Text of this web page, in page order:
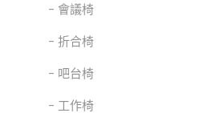
會議椅
折合椅
吧台椅
工作椅